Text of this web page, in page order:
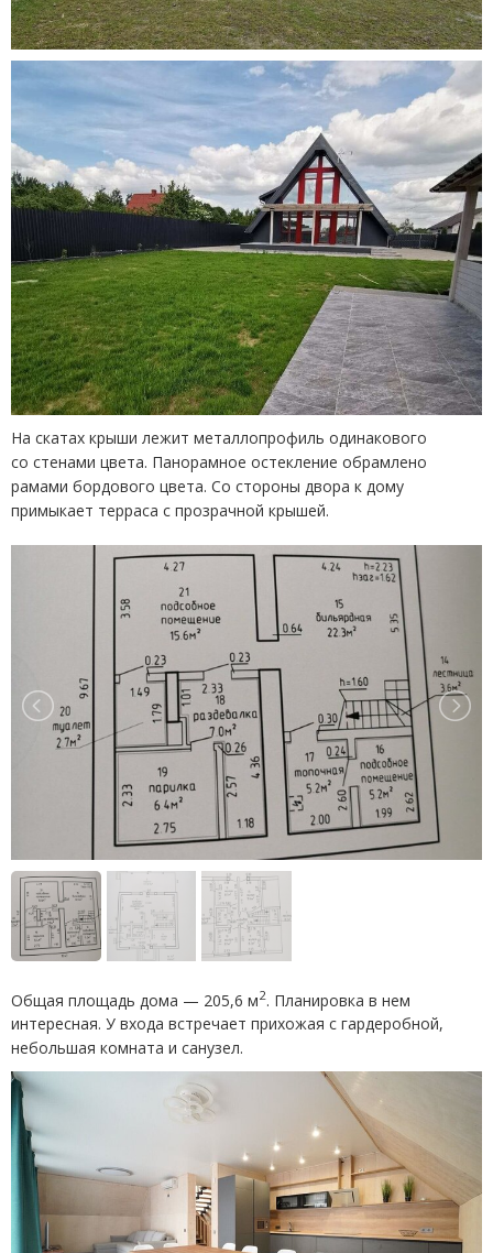
На скатах крыши лежит металлопрофиль одинакового
со стенами цвета. Панорамное остекление обрамлено
рамами бордового цвета. Со стороны двора к дому
примыкает терраса с прозрачной крышей.
Общая площадь дома — 205,6 м2. Планировка в нем
интересная. У входа встречает прихожая с гардеробной,
небольшая комната и санузел.